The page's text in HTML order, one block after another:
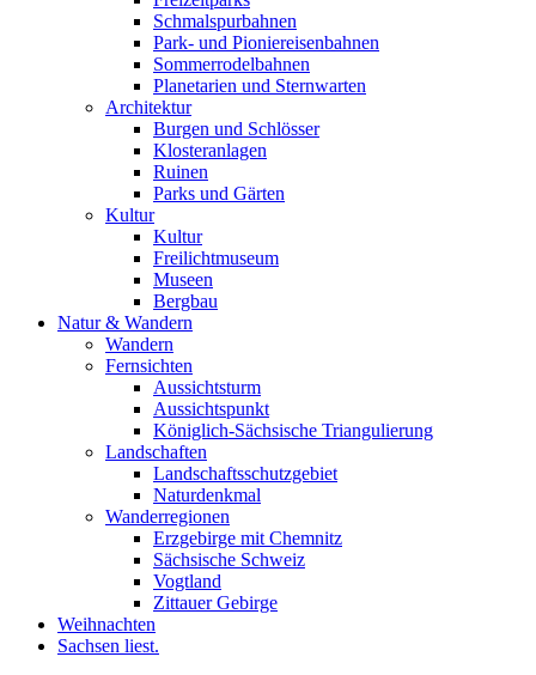
Schmalspurbahnen
Park- und Pioniereisenbahnen
Sommerrodelbahnen
Planetarien und Sternwarten
Architektur
Burgen und Schlösser
Klosteranlagen
Ruinen
Parks und Gärten
Kultur
Kultur
Freilichtmuseum
Museen
Bergbau
Natur & Wandern
Wandern
Fernsichten
Aussichtsturm
Aussichtspunkt
Königlich-Sächsische Triangulierung
Landschaften
Landschaftsschutzgebiet
Naturdenkmal
Wanderregionen
Erzgebirge mit Chemnitz
Sächsische Schweiz
Vogtland
Zittauer Gebirge
Weihnachten
Sachsen liest.